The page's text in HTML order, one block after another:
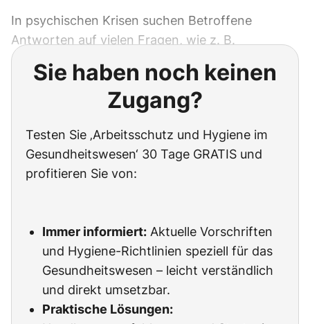
In psychischen Krisen suchen Betroffene
Antworten auf vielen Fragen, wie z. B.
Sie haben noch keinen
Zugang?
Testen Sie ‚Arbeitsschutz und Hygiene im
Gesundheitswesen‘ 30 Tage GRATIS und
profitieren Sie von:
Immer informiert: Aktuelle Vorschriften
und Hygiene-Richtlinien speziell für das
Gesundheitswesen – leicht verständlich
und direkt umsetzbar.
Praktische Lösungen: